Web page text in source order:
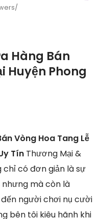
Hàng Bán
Huyện Phong
Vòng Hoa Tang Lễ
Tín Thương Mại &
có đơn giản là sự
mà còn là
người chơi nụ cười
bên tôi kiêu hãnh khi